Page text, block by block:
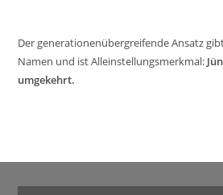
Der generationenübergreifende Ansatz
Namen und ist Alleinstellungsmerkmal:
umgekehrt.